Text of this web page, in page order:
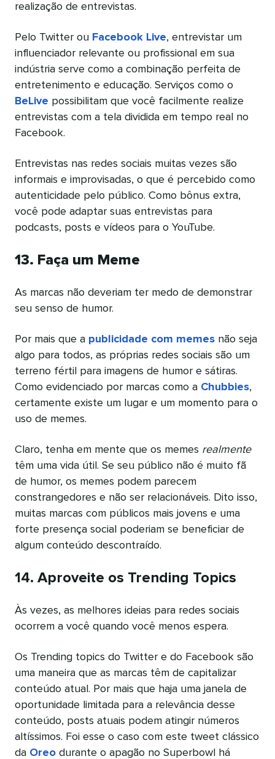
realização de entrevistas.
Pelo Twitter ou Facebook Live, entrevistar um
influenciador relevante ou profissional em sua
indústria serve como a combinação perfeita de
entretenimento e educação. Serviços como o
BeLive possibilitam que você facilmente realize
entrevistas com a tela dividida em tempo real no
Facebook.
Entrevistas nas redes sociais muitas vezes são
informais e improvisadas, o que é percebido como
autenticidade pelo público. Como bônus extra,
você pode adaptar suas entrevistas para
podcasts, posts e vídeos para o YouTube.
13. Faça um Meme
As marcas não deveriam ter medo de demonstrar
seu senso de humor.
Por mais que a publicidade com memes não seja
algo para todos, as próprias redes sociais são um
terreno fértil para imagens de humor e sátiras.
Como evidenciado por marcas como a Chubbies,
certamente existe um lugar e um momento para o
uso de memes.
Claro, tenha em mente que os memes realmente
têm uma vida útil. Se seu público não é muito fã
de humor, os memes podem parecem
constrangedores e não ser relacionáveis. Dito isso,
muitas marcas com públicos mais jovens e uma
forte presença social poderiam se beneficiar de
algum conteúdo descontraído.
14. Aproveite os Trending Topics
Às vezes, as melhores ideias para redes sociais
ocorrem a você quando você menos espera.
Os Trending topics do Twitter e do Facebook são
uma maneira que as marcas têm de capitalizar
conteúdo atual. Por mais que haja uma janela de
oportunidade limitada para a relevância desse
conteúdo, posts atuais podem atingir números
altíssimos. Foi esse o caso com este tweet clássico
da Oreo durante o apagão no Superbowl há